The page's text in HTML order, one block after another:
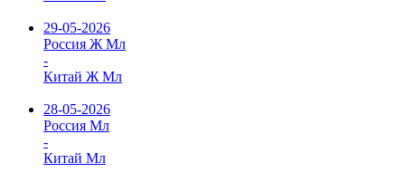
29-05-2026
Россия Ж Мл
-
Китай Ж Мл
28-05-2026
Россия Мл
-
Китай Мл